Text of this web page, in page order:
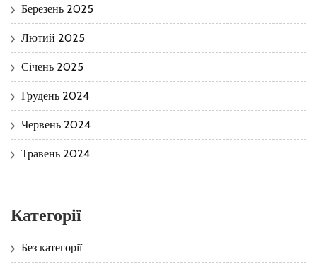
Березень 2025
Лютий 2025
Січень 2025
Грудень 2024
Червень 2024
Травень 2024
Категорії
Без категорії